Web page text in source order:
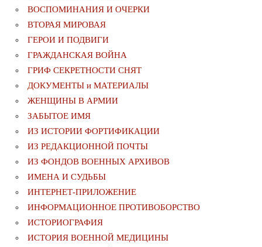
ВОСПОМИНАНИЯ И ОЧЕРКИ
ВТОРАЯ МИРОВАЯ
ГЕРОИ И ПОДВИГИ
ГРАЖДАНСКАЯ ВОЙНА
ГРИФ СЕКРЕТНОСТИ СНЯТ
ДОКУМЕНТЫ и МАТЕРИАЛЫ
ЖЕНЩИНЫ В АРМИИ
ЗАБЫТОЕ ИМЯ
ИЗ ИСТОРИИ ФОРТИФИКАЦИИ
ИЗ РЕДАКЦИОННОЙ ПОЧТЫ
ИЗ ФОНДОВ ВОЕННЫХ АРХИВОВ
ИМЕНА И СУДЬБЫ
ИНТЕРНЕТ-ПРИЛОЖЕНИЕ
ИНФОРМАЦИОННОЕ ПРОТИВОБОРСТВО
ИСТОРИОГРАФИЯ
ИСТОРИЯ ВОЕННОЙ МЕДИЦИНЫ